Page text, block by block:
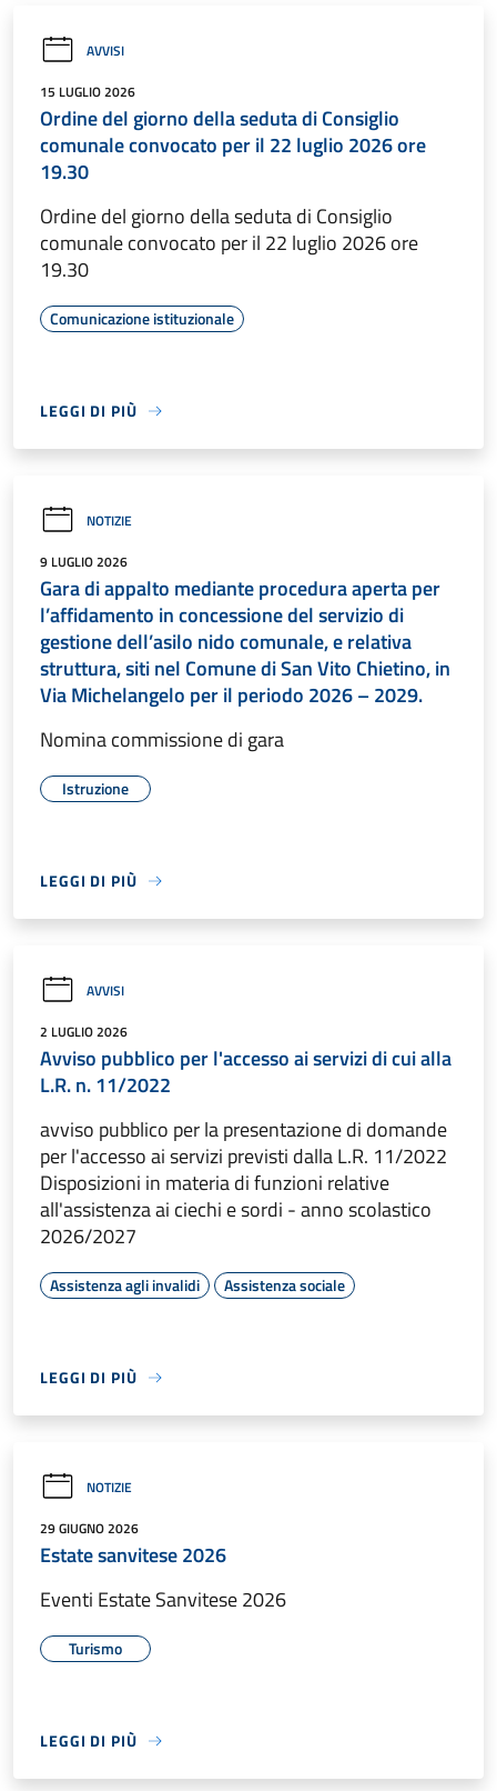
AVVISI
15 LUGLIO 2026
Ordine del giorno della seduta di Consiglio
comunale convocato per il 22 luglio 2026 ore
19.30
Ordine del giorno della seduta di Consiglio
comunale convocato per il 22 luglio 2026 ore
19.30
Comunicazione istituzionale
LEGGI DI PIÙ
NOTIZIE
9 LUGLIO 2026
Gara di appalto mediante procedura aperta per
l’affidamento in concessione del servizio di
gestione dell’asilo nido comunale, e relativa
struttura, siti nel Comune di San Vito Chietino, in
Via Michelangelo per il periodo 2026 – 2029.
Nomina commissione di gara
Istruzione
LEGGI DI PIÙ
AVVISI
2 LUGLIO 2026
Avviso pubblico per l'accesso ai servizi di cui alla
L.R. n. 11/2022
avviso pubblico per la presentazione di domande
per l'accesso ai servizi previsti dalla L.R. 11/2022
Disposizioni in materia di funzioni relative
all'assistenza ai ciechi e sordi - anno scolastico
2026/2027
Assistenza agli invalidi Assistenza sociale
LEGGI DI PIÙ
NOTIZIE
29 GIUGNO 2026
Estate sanvitese 2026
Eventi Estate Sanvitese 2026
Turismo
LEGGI DI PIÙ